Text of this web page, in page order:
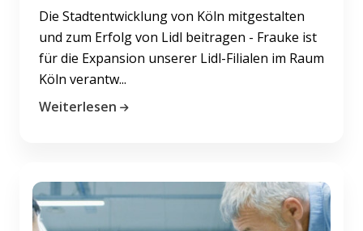
Die Stadtentwicklung von Köln mitgestalten
und zum Erfolg von Lidl beitragen - Frauke ist
für die Expansion unserer Lidl-Filialen im Raum
Köln verantw...
Weiterlesen